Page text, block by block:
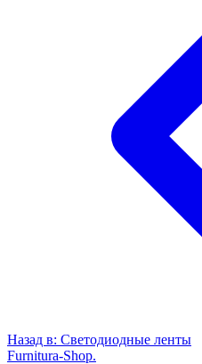
Назад в: Светодиодные ленты
Furnitura-Shop.